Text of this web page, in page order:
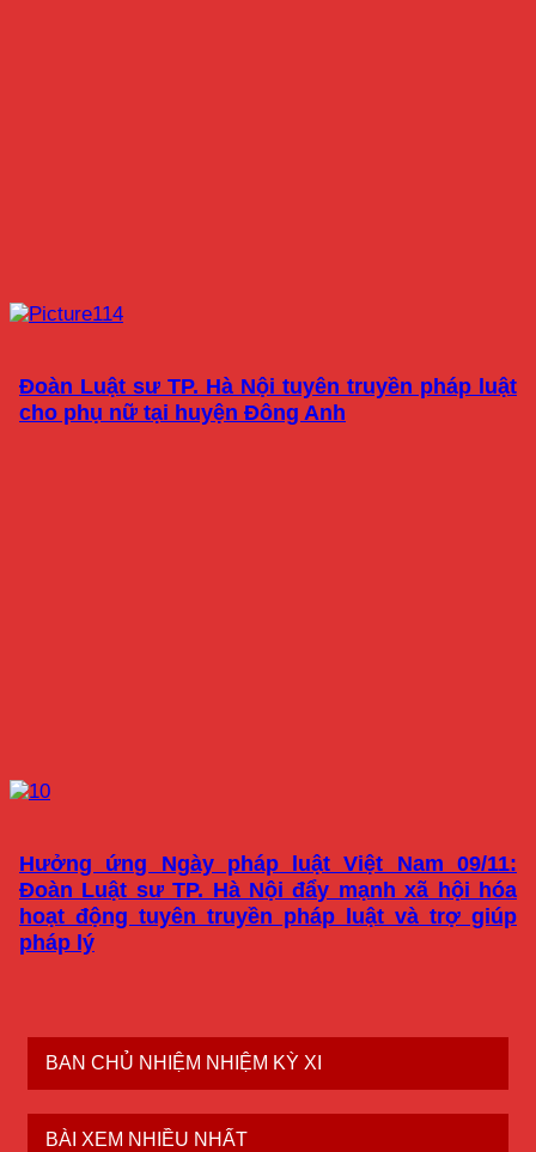
Đoàn Luật sư TP. Hà Nội tuyên truyền pháp luật
cho phụ nữ tại huyện Đông Anh
Hưởng ứng Ngày pháp luật Việt Nam 09/11:
Đoàn Luật sư TP. Hà Nội đẩy mạnh xã hội hóa
hoạt động tuyên truyền pháp luật và trợ giúp
pháp lý
BAN CHỦ NHIỆM NHIỆM KỲ XI
BÀI XEM NHIỀU NHẤT